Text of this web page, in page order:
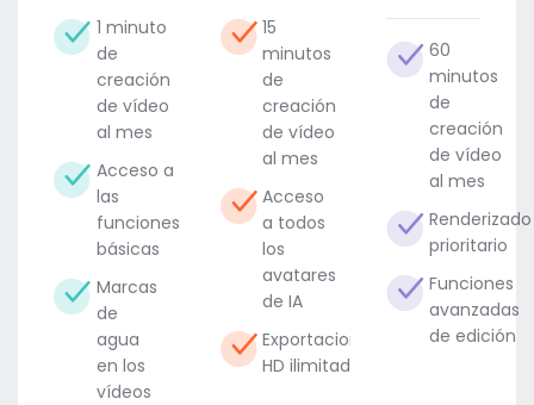
1 minuto
de
creación
de vídeo
al mes
Acceso a
las
funciones
básicas
Marcas
de
agua
en los
vídeos
15
minutos
de
creación
de vídeo
al mes
Acceso
a todos
los
avatares
de IA
Exportaciones
HD ilimitadas
60
minutos
de
creación
de vídeo
al mes
Renderizado
prioritario
Funciones
avanzadas
de edición